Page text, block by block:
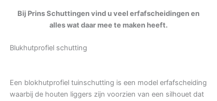
Bij Prins Schuttingen vind u veel erfafscheidingen en
alles wat daar mee te maken heeft.
Blukhutprofiel schutting
Een blokhutprofiel tuinschutting is een model erfafscheiding
waarbij de houten liggers zijn voorzien van een silhouet dat